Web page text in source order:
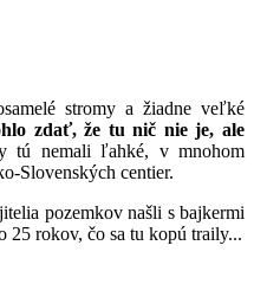
stromy a žiadne veľké
zdať, že tu nič nie je, ale
tú nemali ľahké, v mnohom
Slovenských centier.
pozemkov našli s bajkermi
25 rokov, čo sa tu kopú traily...